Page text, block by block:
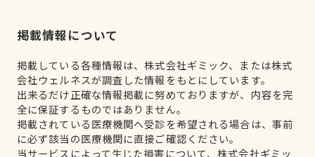
掲載情報について
掲載している各種情報は、株式会社ギミック、または株式
会社ウェルネスが調査した情報をもとにしています。
出来るだけ正確な情報掲載に努めておりますが、内容を完
全に保証するものではありません。
掲載されている医療機関へ受診を希望される場合は、事前
に必ず該当の医療機関に直接ご確認ください。
当サービスによって生じた損害について、株式会社ギミッ